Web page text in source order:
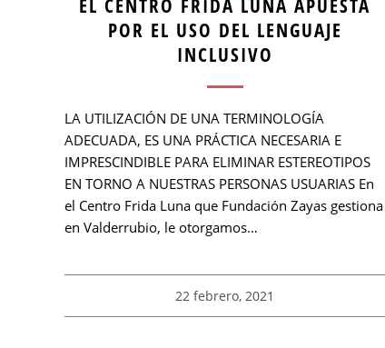
EL CENTRO FRIDA LUNA APUESTA
POR EL USO DEL LENGUAJE
INCLUSIVO
LA UTILIZACIÓN DE UNA TERMINOLOGÍA
ADECUADA, ES UNA PRÁCTICA NECESARIA E
IMPRESCINDIBLE PARA ELIMINAR ESTEREOTIPOS
EN TORNO A NUESTRAS PERSONAS USUARIAS En
el Centro Frida Luna que Fundación Zayas gestiona
en Valderrubio, le otorgamos…
22 febrero, 2021